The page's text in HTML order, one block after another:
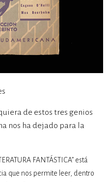
de estos tres genios
nos ha dejado para la
FANTÁSTICA” está
que nos permite leer, dentro